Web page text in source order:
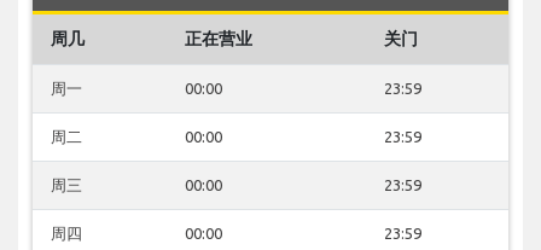
周几 正在营业 关门
周一 00:00 23:59
周二 00:00 23:59
周三 00:00 23:59
周四 00:00 23:59